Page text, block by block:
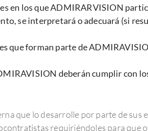
en los que ADMIRARVISION
se interpretará o adecuará (si
que forman parte de
deberán cumplir con
que lo desarrolle por parte de sus
requiriéndoles para que